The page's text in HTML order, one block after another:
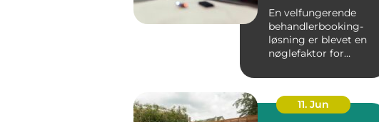
En velfungerende
behandlerbooking-
løsning er blevet en
nøglefaktor for
og beha...
11. Jun